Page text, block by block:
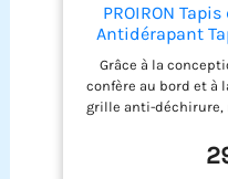
PROIRON
Antidérapant
Tapis de
Gym Exercices
Mousse NBR/
Grâce à la
confère au bord et à
grille anti-déchirure,
Avec son matériau
le matelas de yoga et